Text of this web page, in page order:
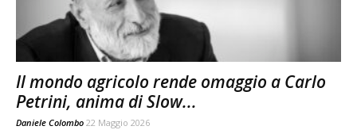
Il mondo agricolo rende omaggio a Carlo
Petrini, anima di Slow...
Daniele Colombo 22 Maggio 2026